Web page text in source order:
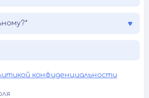
конфиденциальности